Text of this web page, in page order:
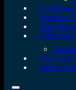
Fundgrube
Fotodiox
Blog
Hilfeseiten
Über mich
Vertrag